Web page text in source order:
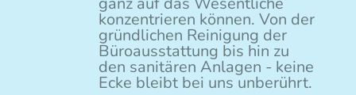
konzentrieren können. Von der
gründlichen Reinigung der
Büroausstattung bis hin zu
den sanitären Anlagen - keine
Ecke bleibt bei uns unberührt.